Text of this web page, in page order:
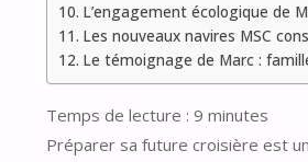
L’engagement écologique de
Les nouveaux navires MSC
Le témoignage de Marc :
Temps de lecture : 9 minutes
Préparer sa future croisière est